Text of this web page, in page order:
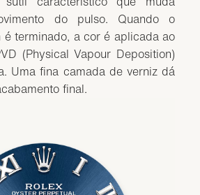
do pulso. Quando o
é terminado, a cor é aplicada ao
(Physical Vapour Deposition)
Uma fina camada de verniz dá
final.